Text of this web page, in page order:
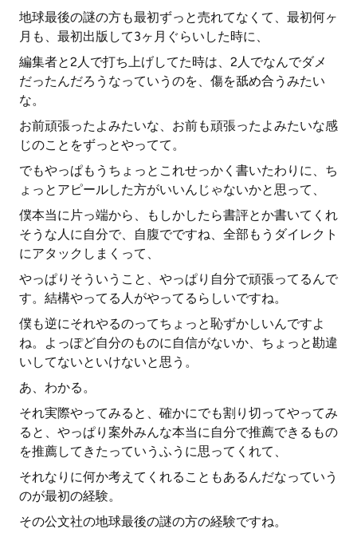
地球最後の謎の方も最初ずっと売れてなくて、最初何ヶ
月も、最初出版して3ヶ月ぐらいした時に、
編集者と2人で打ち上げしてた時は、2人でなんでダメ
だったんだろうなっていうのを、傷を舐め合うみたい
な。
お前頑張ったよみたいな、お前も頑張ったよみたいな感
じのことをずっとやってて。
でもやっぱもうちょっとこれせっかく書いたわりに、ち
ょっとアピールした方がいいんじゃないかと思って、
僕本当に片っ端から、もしかしたら書評とか書いてくれ
そうな人に自分で、自腹でですね、全部もうダイレクト
にアタックしまくって、
やっぱりそういうこと、やっぱり自分で頑張ってるんで
す。結構やってる人がやってるらしいですね。
僕も逆にそれやるのってちょっと恥ずかしいんですよ
ね。よっぽど自分のものに自信がないか、ちょっと勘違
いしてないといけないと思う。
あ、わかる。
それ実際やってみると、確かにでも割り切ってやってみ
ると、やっぱり案外みんな本当に自分で推薦できるもの
を推薦してきたっていうふうに思ってくれて、
それなりに何か考えてくれることもあるんだなっていう
のが最初の経験。
その公文社の地球最後の謎の方の経験ですね。